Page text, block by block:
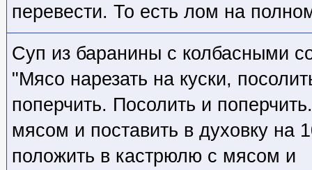
перевести. То есть лом на
Суп из баранины с колбасными
"Мясо нарезать на куски,
поперчить. Посолить и
мясом и поставить в духовку на
положить в кастрюлю с мясом и